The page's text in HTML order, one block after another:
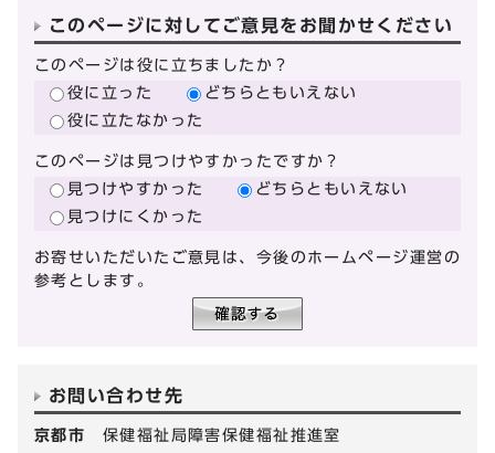
このページに対してご意見をお聞かせください
このページは役に立ちましたか？
役に立った
どちらともいえない
役に立たなかった
このページは見つけやすかったですか？
見つけやすかった
どちらともいえない
見つけにくかった
お寄せいただいたご意見は、今後のホームページ運営の
参考とします。
お問い合わせ先
京都市 保健福祉局障害保健福祉推進室